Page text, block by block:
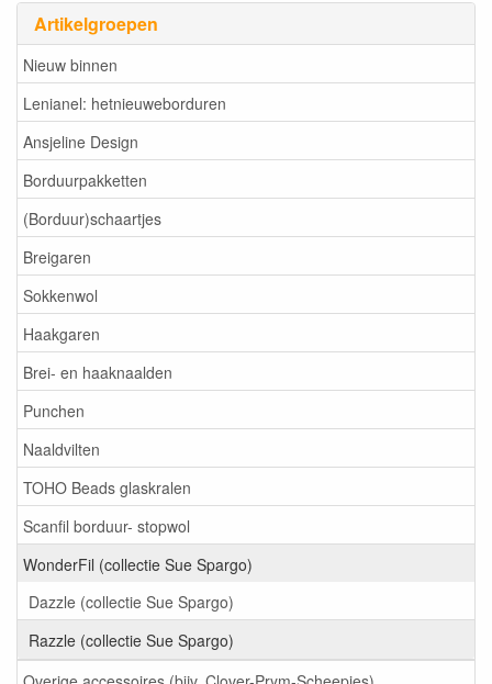
Artikelgroepen
Nieuw binnen
Lenianel: hetnieuweborduren
Ansjeline Design
Borduurpakketten
(Borduur)schaartjes
Breigaren
Sokkenwol
Haakgaren
Brei- en haaknaalden
Punchen
Naaldvilten
TOHO Beads glaskralen
Scanfil borduur- stopwol
WonderFil (collectie Sue Spargo)
Dazzle (collectie Sue Spargo)
Razzle (collectie Sue Spargo)